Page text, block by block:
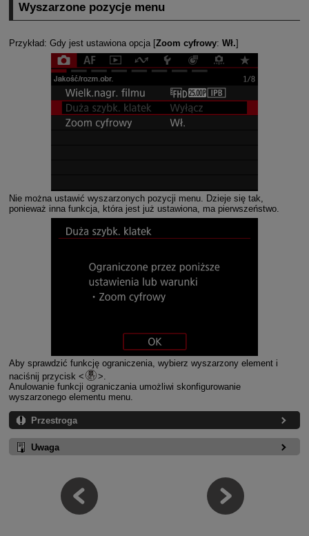
Wyszarzone pozycje menu
Przykład: Gdy jest ustawiona opcja [Zoom cyfrowy: Wł.]
Nie można ustawić wyszarzonych pozycji menu. Dzieje się tak,
ponieważ inna funkcja, która jest już ustawiona, ma pierwszeństwo.
Aby sprawdzić funkcję ograniczenia, wybierz wyszarzony element i
naciśnij przycisk
.
Anulowanie funkcji ograniczania umożliwi skonfigurowanie
wyszarzonego elementu menu.
Przestroga
Uwaga